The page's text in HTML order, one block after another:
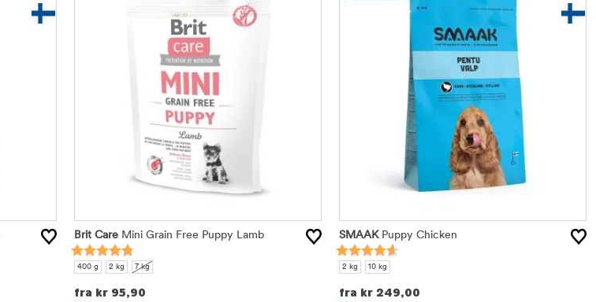
Brit Care Mini Grain Free Puppy Lamb
400 g 2 kg 7 kg
fra kr 95,90
SMAAKPuppy Chicken
2 kg 10 kg
fra kr 249,00